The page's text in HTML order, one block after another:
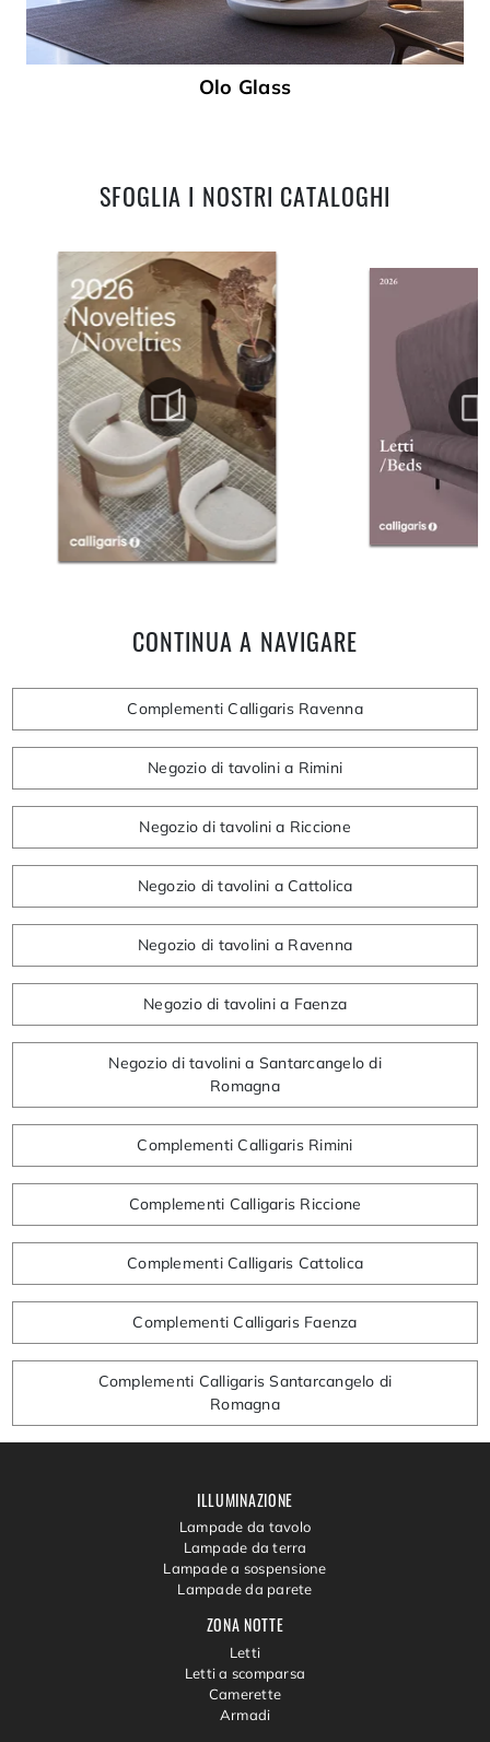
Olo Glass
SFOGLIA I NOSTRI CATALOGHI
CONTINUA A NAVIGARE
Complementi Calligaris Ravenna
Negozio di tavolini a Rimini
Negozio di tavolini a Riccione
Negozio di tavolini a Cattolica
Negozio di tavolini a Ravenna
Negozio di tavolini a Faenza
Negozio di tavolini a Santarcangelo di
Romagna
Complementi Calligaris Rimini
Complementi Calligaris Riccione
Complementi Calligaris Cattolica
Complementi Calligaris Faenza
Complementi Calligaris Santarcangelo di
Romagna
ZONA NOTTE
Letti
Letti a scomparsa
Camerette
Armadi
ILLUMINAZIONE
Lampade da tavolo
Lampade da terra
Lampade a sospensione
Lampade da parete